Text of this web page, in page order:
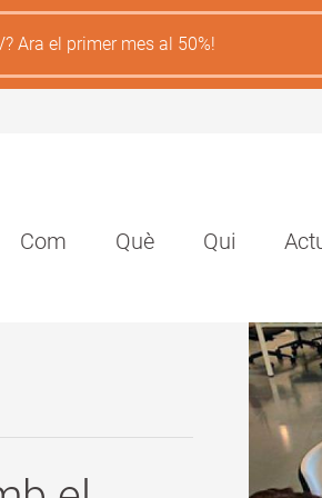
Ara el primer mes al 50%!
Navegación
principal
Com Què Qui